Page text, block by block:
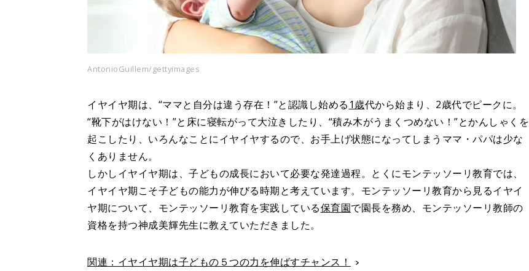
AntonioGuillem/gettyimages
イヤイヤ期は、“ママと自分は違う存在！”と認識し始める 1歳代から始まり、2歳代でピークに。
“靴下がはけない！”と床に寝転がって大泣きしたり、“積み木がうまくつめない！”とかんしゃくを
起こしたり、いろんなことにイヤイヤするので、お手上げ状態になってしまうママ・パパは少な
くありません。
しかしイヤイヤ期は、子どもの成長において必要な発達過程。とくにモンテッソーリ教育では、
イヤイヤ期こそ子どもの能力が伸びる時期と考えています。モンテッソーリ教育から見るイヤイ
ヤ期について、モンテッソーリ教育を実践している保育園で園長を務め、モンテッソーリ教師の
資格を持つ神成美輝先生に教えていただきました。
関連：イヤイヤ期は子どもの５つの力を伸ばすチャンス！